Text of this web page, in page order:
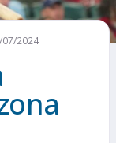
2024